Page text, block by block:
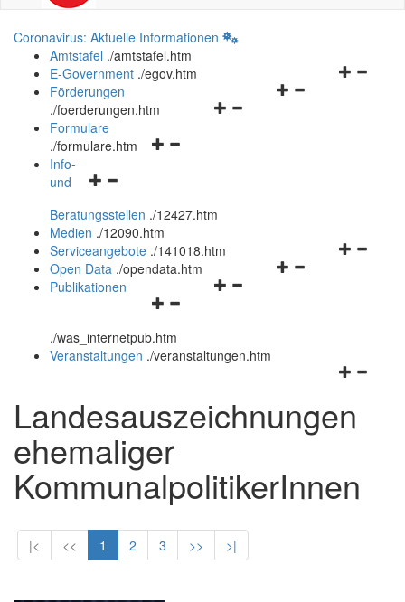
Coronavirus: Aktuelle Informationen
Amtstafel ./amtstafel.htm
Navigationsmenü
E-Government ./egov.htm
Navigationsmenü
Förderungen
./foerderungen.htm
Navigationsmenü
Formulare
./formulare.htm
Navigationsmenü
und
schließen
Info-
und
Beratungsstellen ./12427.htm
Medien ./12090.htm
Navigationsmenü
Serviceangebote ./141018.htm
Navigationsmenü
Open Data ./opendata.htm
Navigationsmenü
und
schließen
Publikationen
./was_internetpub.htm
und
schließen
Veranstaltungen ./veranstaltungen.htm
Landesauszeichnungen
ehemaliger
KommunalpolitikerInnen
|< << 1 2 3 >> >|